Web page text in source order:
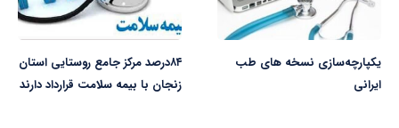
یکپارچه‌سازی نسخه‌ های طب
ایرانی
۸۴درصد مرکز جامع روستایی استان
زنجان با بیمه سلامت قرارداد دارند